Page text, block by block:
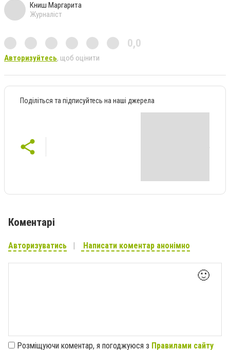
Книш Маргарита
Журналіст
0,0
Авторизуйтесь, щоб оцінити
Поділіться та підписуйтесь на наші джерела
Коментарі
Авторизуватись Написати коментар анонімно
🙂
Розміщуючи коментар, я погоджуюся з Правилами сайту